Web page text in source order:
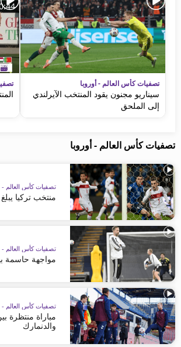
تصفيات كأس العالم - أوروبا
سيناريو مجنون يقود المنتخب الآيرلندي
إلى الملحق
تصفيات كأس العالم - أوروبا
تصفيات كأس العالم -
منتخب تركيا يبلغ
تصفيات كأس العالم -
مواجهة حاسمة
تصفيات كأس العالم -
مباراة منتظرة
والدنمارك